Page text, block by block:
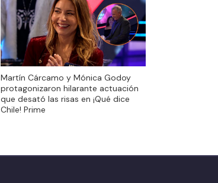
protagonizaron hilarante actuación
que desató las risas en ¡Qué dice
Chile! Prime
Martín Cárcamo y Mónica Godoy
protagonizaron hilarante actuación
que desató las risas en ¡Qué dice
Chile! Prime